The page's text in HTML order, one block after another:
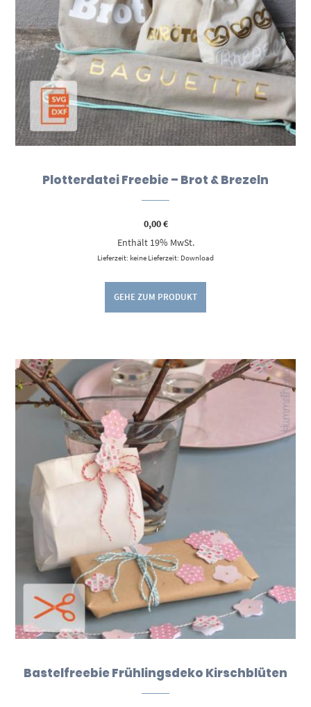
Plotterdatei Freebie – Brot & Brezeln
0,00€
Enthält 19% MwSt.
Lieferzeit: keine Lieferzeit: Download
GEHE ZUM PRODUKT
Bastelfreebie Frühlingsdeko Kirschblüten